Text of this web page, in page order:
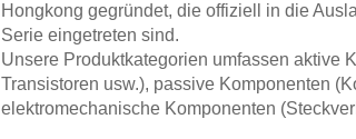
Hongkong gegründet, die offiziell in die
Serie eingetreten sind.
Unsere Produktkategorien umfassen aktive
Transistoren usw.), passive Komponenten
elektromechanische Komponenten